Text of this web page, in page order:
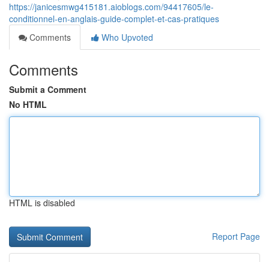
https://janicesmwg415181.aioblogs.com/94417605/le-
conditionnel-en-anglais-guide-complet-et-cas-pratiques
Comments
Who Upvoted
Comments
Submit a Comment
No HTML
HTML is disabled
Report Page